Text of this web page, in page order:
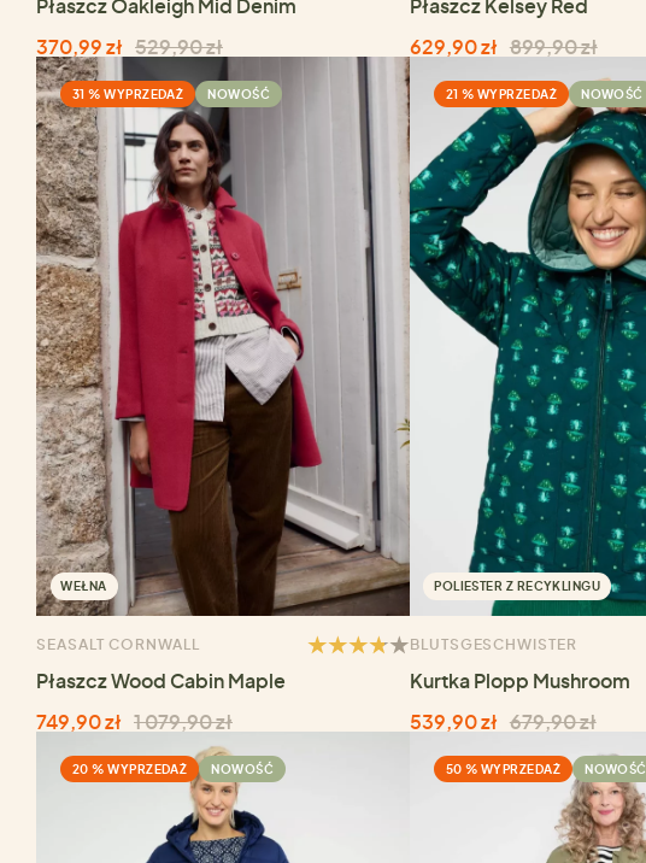
370,99 zł 529,90 zł
629,90 zł 899,90 zł
31 % WYPRZEDAŻ NOWOŚĆ
WEŁNA
SEASALT CORNWALL
Płaszcz Wood Cabin Maple
749,90 zł 1 079,90 zł
21 % WYPRZEDAŻ NOWOŚĆ
POLIESTER Z RECYKLINGU
BLUTSGESCHWISTER
Kurtka Plopp Mushroom
539,90 zł 679,90 zł
20 % WYPRZEDAŻ NOWOŚĆ 50 % WYPRZEDAŻ NOWOŚĆ